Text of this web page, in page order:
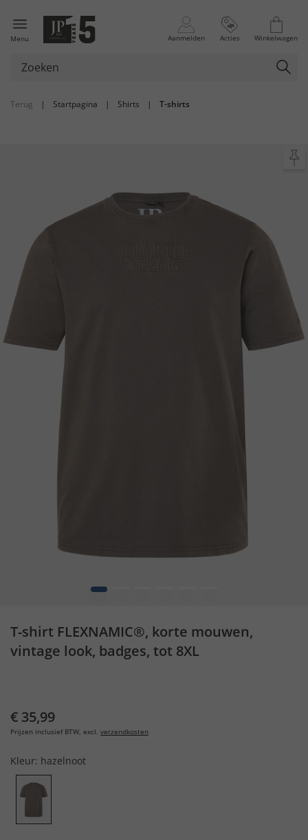
Menu Aanmelden Acties Winkelwagen
Terug | Startpagina | Shirts | T-shirts
1
T-shirt FLEXNAMIC®, korte mouwen,
vintage look, badges, tot 8XL
€ 35,99
Prijzen inclusief BTW, excl. verzendkosten
Kleur: hazelnoot